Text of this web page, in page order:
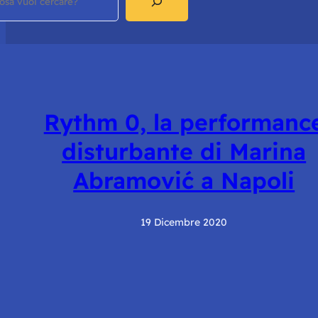
Rythm 0, la
disturbante di Marina
Abramović a Napoli
19 Dicembre 2020